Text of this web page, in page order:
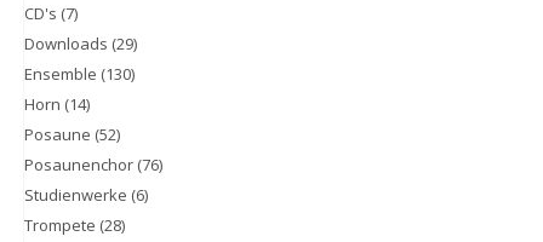
CD's (7)
Downloads (29)
Ensemble (130)
Horn (14)
Posaune (52)
Posaunenchor (76)
Studienwerke (6)
Trompete (28)